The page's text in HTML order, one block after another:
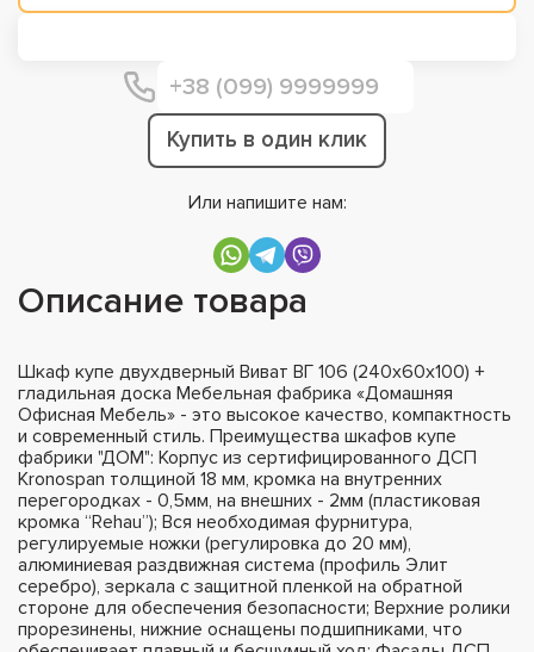
Купить в один клик
Или напишите нам:
Описание товара
Шкаф купе двухдверный Виват ВГ 106 (240х60х100) +
гладильная доска Мебельная фабрика «Домашняя
Офисная Мебель» - это высокое качество, компактность
и современный стиль. Преимущества шкафов купе
фабрики "ДОМ": Корпус из сертифицированного ДСП
Kronospan толщиной 18 мм, кромка на внутренних
перегородках - 0,5мм, на внешних - 2мм (пластиковая
кромка “Rehau”); Вся необходимая фурнитура,
регулируемые ножки (регулировка до 20 мм),
алюминиевая раздвижная система (профиль Элит
серебро), зеркала с защитной пленкой на обратной
стороне для обеспечения безопасности; Верхние ролики
прорезинены, нижние оснащены подшипниками, что